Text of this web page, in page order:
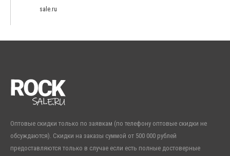
sale.ru
Оптовые скидки только по заявкам (по телефону оптовые скидки не
обсуждаются). Скидки на заказы суммой от 500 000 рублей
предоставляются только в случае если есть полные достоверные